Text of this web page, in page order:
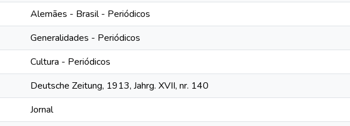
Alemães - Brasil - Periódicos
Generalidades - Periódicos
Cultura - Periódicos
Deutsche Zeitung, 1913, Jahrg. XVII, nr. 140
Jornal